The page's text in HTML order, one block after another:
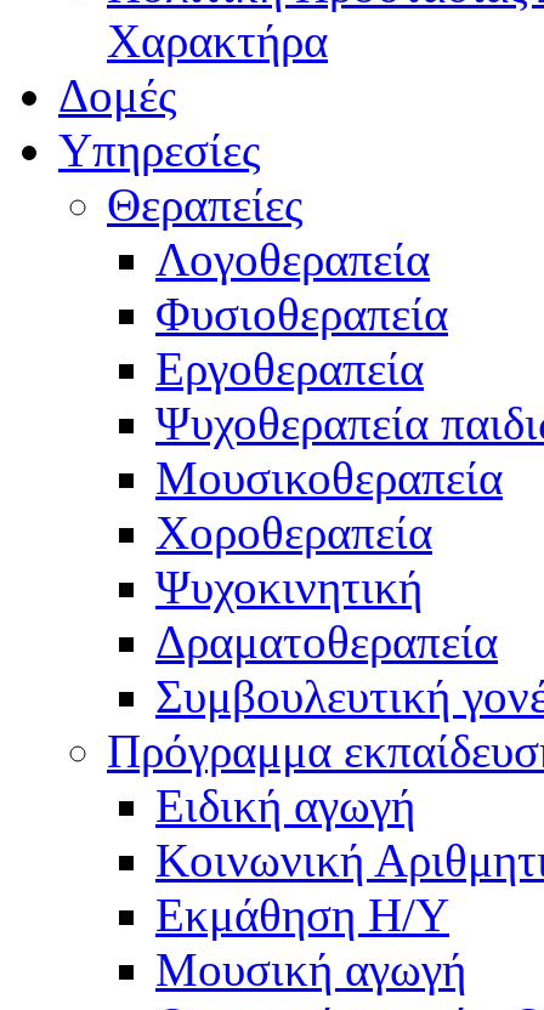
Χαρακτήρα
Δομές
Υπηρεσίες
Θεραπείες
Λογοθεραπεία
Φυσιοθεραπεία
Εργοθεραπεία
Ψυχοθεραπεία
Μουσικοθεραπεία
Χοροθεραπεία
Ψυχοκινητική
Δραματοθεραπεία
Συμβουλευτική
Πρόγραμμα
Ειδική αγωγή
Κοινωνική
Εκμάθηση Η/Υ
Μουσική αγωγή